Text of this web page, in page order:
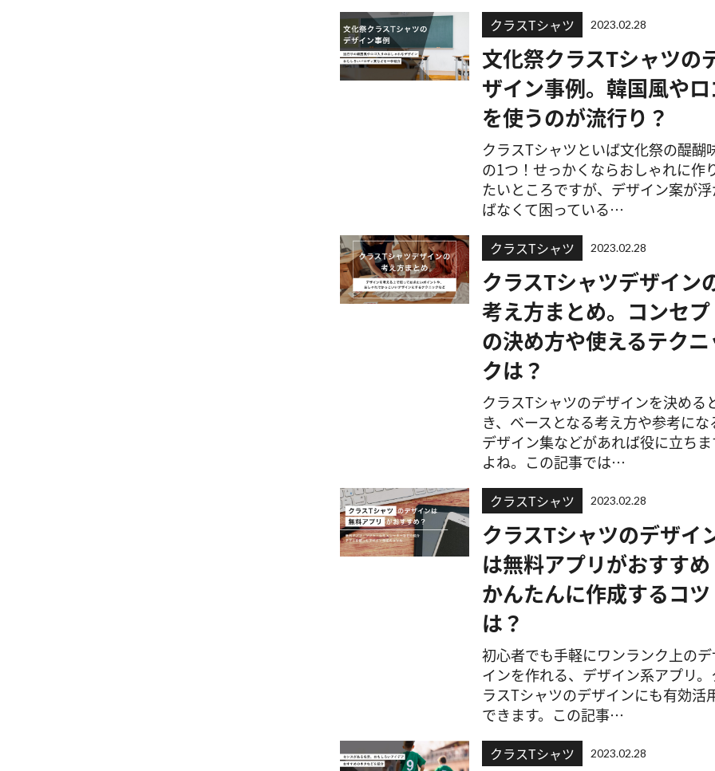
クラスTシャツ 2023.02.28
文化祭クラスTシャツの
ザイン事例。韓国風や
を使うのが流行り？
クラスTシャツといば文化祭の醍醐
の1つ！せっかくならおしゃれに作
たいところですが、デザイン案が
ばなくて困っている…
クラスTシャツ 2023.02.28
クラスTシャツデザイン
考え方まとめ。コンセプ
の決め方や使えるテクニ
クは？
クラスTシャツのデザインを決める
き、ベースとなる考え方や参考にな
デザイン集などがあれば役に立ちま
よね。この記事では…
クラスTシャツ 2023.02.28
クラスTシャツのデザイ
は無料アプリがおすすめ
かんたんに作成するコツ
は？
初心者でも手軽にワンランク上のデ
インを作れる、デザイン系アプリ。
ラスTシャツのデザインにも有効活
できます。この記事…
クラスTシャツ 2023.02.28